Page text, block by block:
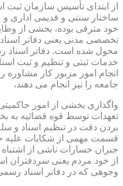
از ابتدای تأسیس سازمان ثبت
ساختار سنتی و قدیمی اداری
خود مترقی بوده، بخشی از
تخصصی مدنی یعنی دفاتر
محول شده است. دفاتر
خدمات ثبتی و تنظیم و ثبت
انجام امور مزبور کار
جامعه را نیز انجام می دهند،
واگذاری بخشی از امور
تعهدات توسط قوه قضائیه به
بردن دقت در تنظیم اسناد و
قسمت مهمی از شکایات علیه
جبران خسارات ناشی از
از خود مردم یعنی سردفتران
وجوهی که در دفاتر اسناد